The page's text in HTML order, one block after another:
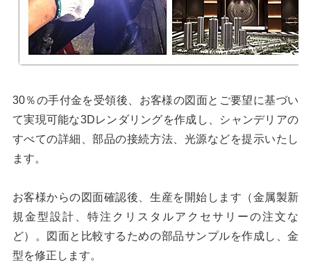
30％の手付金を受領後、お客様の図面とご要望に基づい
て実現可能な3Dレンダリングを作成し、シャンデリアの
すべての詳細、部品の接続方法、光源などを提示いたし
ます。
お客様からの図面確認後、生産を開始します（金属製新
規金型設計、特注クリスタルアクセサリーの注文な
ど）。図面と比較するための部品サンプルを作成し、金
型を修正します。